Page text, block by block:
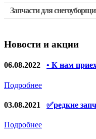
Запчасти для
Новости и акции
06.08.2022 • К нам
Подробнее
03.08.2021 ✅редкие
Подробнее